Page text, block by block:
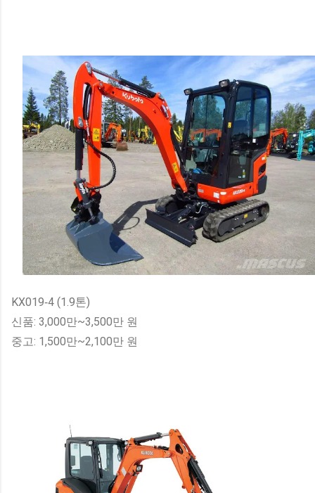
KX019‑4 (1.9톤)
신품: 3,000만~3,500만 원
중고: 1,500만~2,100만 원